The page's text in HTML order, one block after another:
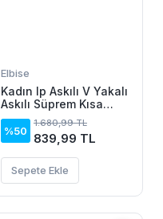
Elbise
Kadın Ip Askılı V Yakalı
Askılı Süprem Kısa
Elbise
%50
1.680,99 TL
839,99 TL
Sepete Ekle